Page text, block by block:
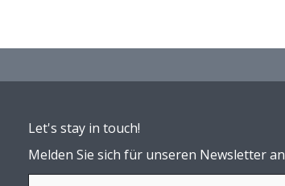
Let's stay in touch!
Melden Sie sich für unseren Newsletter an